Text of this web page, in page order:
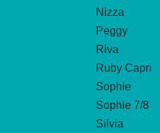
Nizza
Peggy
Riva
Ruby Capri
Sophie
Sophie 7/8
Silvia